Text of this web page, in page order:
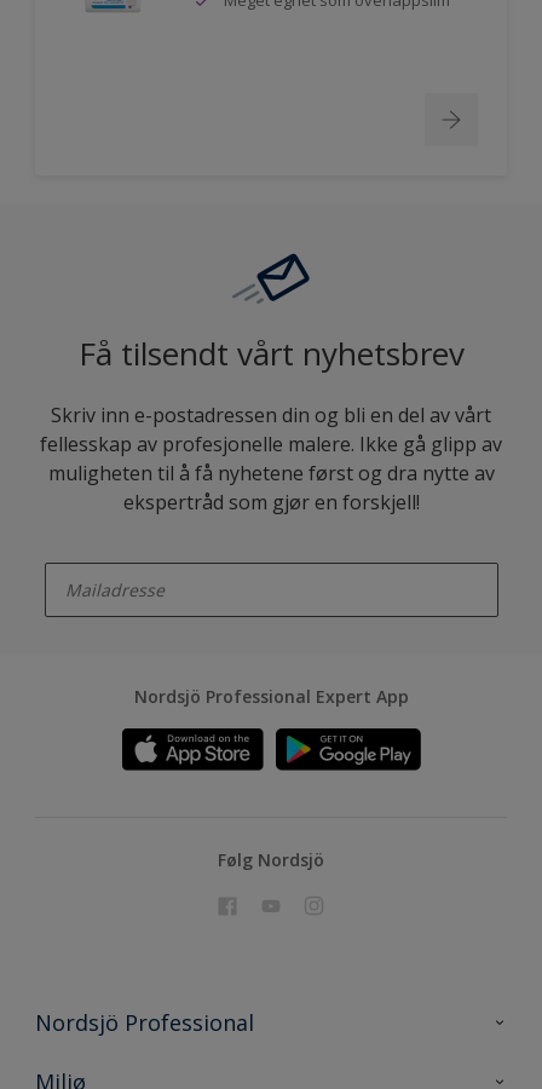
Få tilsendt vårt nyhetsbrev
Skriv inn e-postadressen din og bli en del av vårt
fellesskap av profesjonelle malere. Ikke gå glipp av
muligheten til å få nyhetene først og dra nytte av
ekspertråd som gjør en forskjell!
Nordsjö Professional Expert App
Følg Nordsjö
Nordsjö Professional
Kontakt oss
Miljø